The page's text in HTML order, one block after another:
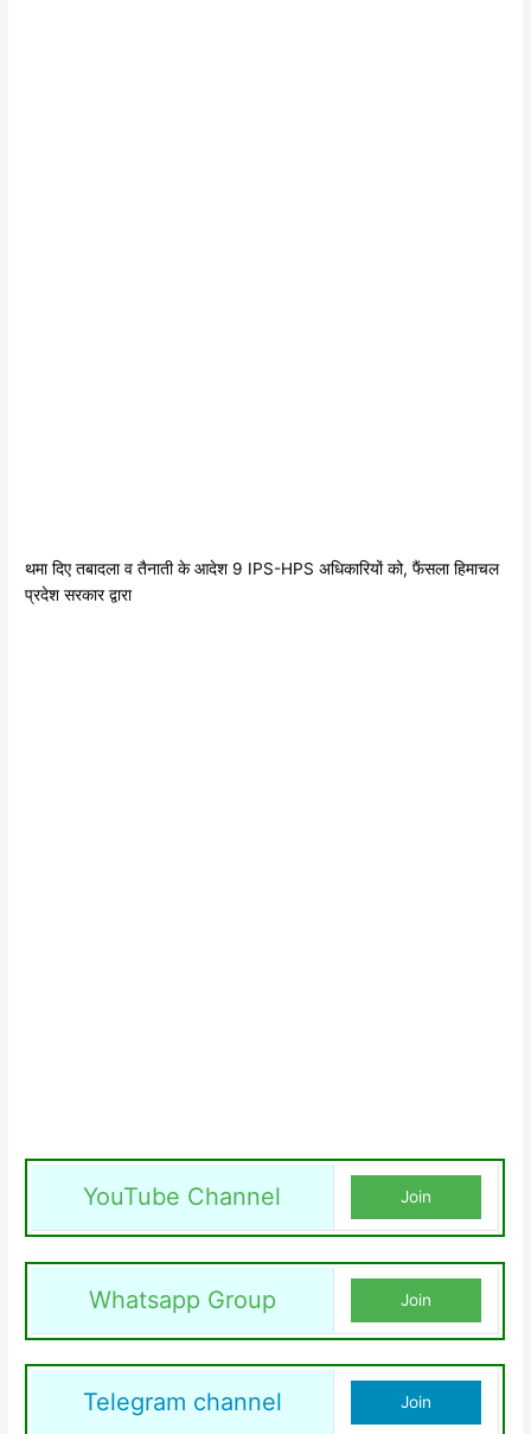
थमा दिए तबादला व तैनाती के आदेश 9 IPS-HPS अधिकारियों को, फैंसला हिमाचल
प्रदेश सरकार द्वारा
YouTube Channel Join
Whatsapp Group Join
Telegram channel Join